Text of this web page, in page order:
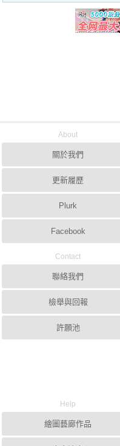
About
關於我們
更新履歷
Plurk
Facebook
Contact
聯絡我們
檢舉與回報
許願池
Help
繪圖藝廊作品